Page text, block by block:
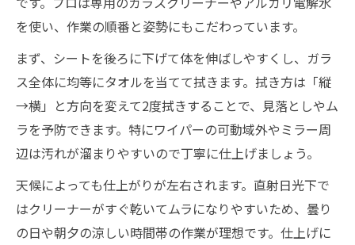
を使い、作業の順番と姿勢にもこだわっています。
まず、シートを後ろに下げて体を伸ばしやすくし、ガラ
ス全体に均等にタオルを当てて拭きます。拭き方は「縦
→横」と方向を変えて2度拭きすることで、見落としやム
ラを予防できます。特にワイパーの可動域外やミラー周
辺は汚れが溜まりやすいので丁寧に仕上げましょう。
天候によっても仕上がりが左右されます。直射日光下で
はクリーナーがすぐ乾いてムラになりやすいため、曇り
の日や朝夕の涼しい時間帯の作業が理想です。仕上げに